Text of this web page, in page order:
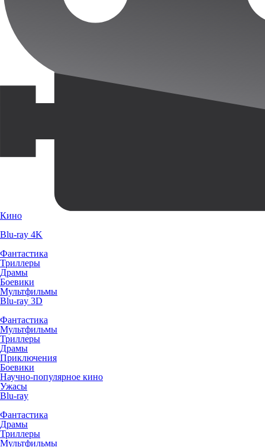
Кино
Blu-ray 4K
Фантастика
Триллеры
Драмы
Боевики
Мультфильмы
Blu-ray 3D
Фантастика
Мультфильмы
Триллеры
Драмы
Приключения
Боевики
Научно-популярное кино
Ужасы
Blu-ray
Фантастика
Драмы
Триллеры
Мультфильмы